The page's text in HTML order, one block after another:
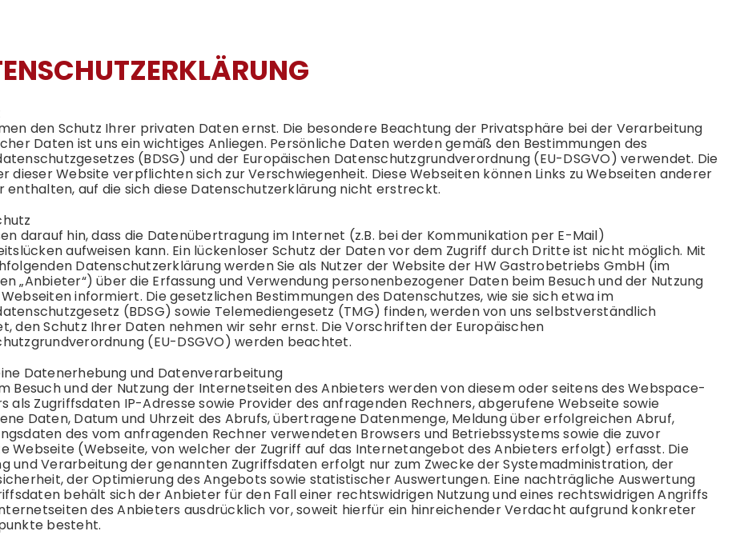
den Schutz Ihrer privaten Daten ernst. Die besondere Beachtung der Privatsphäre bei der Verarbeitung
Daten ist uns ein wichtiges Anliegen. Persönliche Daten werden gemäß den Bestimmungen des
gesetzes (BDSG) und der Europäischen Datenschutzgrund­verordnung (EU-DSGVO) verwendet. Die
dieser Website verpflichten sich zur Verschwiegenheit. Diese Webseiten können Links zu Webseiten anderer
enthalten, auf die sich diese Datenschutzerklärung nicht erstreckt.
darauf hin, dass die Datenübertragung im Internet (z.B. bei der Kommunikation per E-Mail)
aufweisen kann. Ein lückenloser Schutz der Daten vor dem Zugriff durch Dritte ist nicht möglich. Mit
Datenschutzerklärung werden Sie als Nutzer der Website der HW Gastrobetriebs GmbH (im
„Anbieter“) über die Erfassung und Verwendung personenbezogener Daten beim Besuch und der Nutzung
informiert. Die gesetzlichen Bestimmungen des Datenschutzes, wie sie sich etwa im
gesetz (BDSG) sowie Telemediengesetz (TMG) finden, werden von uns selbstverständlich
den Schutz Ihrer Daten nehmen wir sehr ernst. Die Vorschriften der Europäischen
grundverordnung (EU-DSGVO) werden beachtet.
Datenerhebung und Datenverarbeitung
Besuch und der Nutzung der Internetseiten des Anbieters werden von diesem oder seitens des Webspace-
als Zugriffsdaten IP-Adresse sowie Provider des anfragenden Rechners, abgerufene Webseite sowie
Daten, Datum und Uhrzeit des Abrufs, übertragene Datenmenge, Meldung über erfolgreichen Abruf,
des vom anfragenden Rechner verwendeten Browsers und Betriebssystems sowie die zuvor
Webseite (Webseite, von welcher der Zugriff auf das Internetangebot des Anbieters erfolgt) erfasst. Die
und Verarbeitung der genannten Zugriffsdaten erfolgt nur zum Zwecke der Systemadministration, der
der Optimierung des Angebots sowie statistischer Auswertungen. Eine nachträgliche Auswertung
behält sich der Anbieter für den Fall einer rechtswidrigen Nutzung und eines rechtswidrigen Angriffs
des Anbieters ausdrücklich vor, soweit hierfür ein hinreichender Verdacht aufgrund konkreter
besteht.